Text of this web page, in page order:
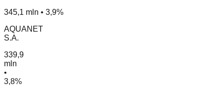
345,1 mln • 3,9%
AQUANET
S.A.
339,9
mln
•
3,8%